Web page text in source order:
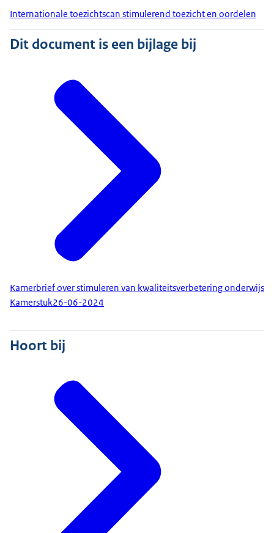
Internationale toezichtscan stimulerend toezicht en oordelen
Dit document is een bijlage bij
Kamerbrief over stimuleren van kwaliteitsverbetering onderwijs
Kamerstuk26-06-2024
Hoort bij